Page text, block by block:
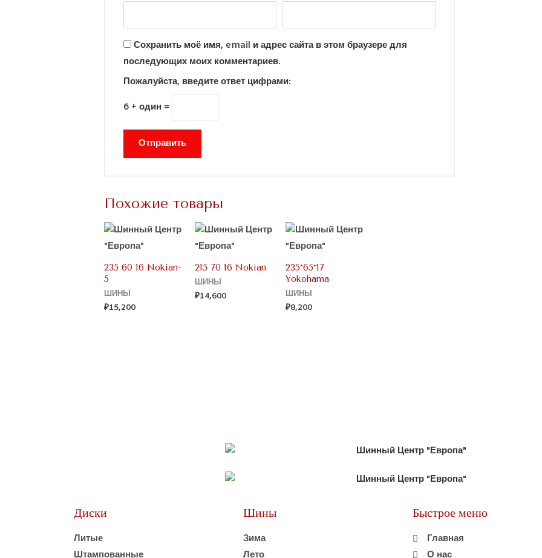
Сохранить моё имя, email и адрес сайта в этом браузере для
последующих моих комментариев.
Пожалуйста, введите ответ цифрами:
6 + один =
Похожие товары
235 60 16 Nokian-
5
ШИНЫ
₽15,200
215 70 16 Nokian
ШИНЫ
₽14,600
235*65*17
Yokohama
ШИНЫ
₽8,200
Диски
Литые
Штампованные
Шины
Зима
Лето
Быстрое меню
Главная
О нас